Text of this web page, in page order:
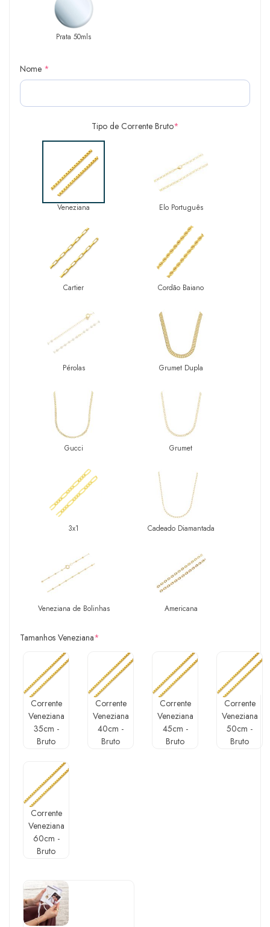
Prata 50mls
Nome *
Tipo de Corrente Bruto*
Veneziana Elo Português
Cartier Cordão Baiano
Pérolas Grumet Dupla
Gucci Grumet
3x1 Cadeado Diamantada
Veneziana de Bolinhas Americana
Tamanhos Veneziana*
Corrente
Veneziana
35cm -
Bruto
Corrente
Veneziana
40cm -
Bruto
Corrente
Veneziana
45cm -
Bruto
Corrente
Veneziana
50cm -
Bruto
Corrente
Veneziana
60cm -
Bruto